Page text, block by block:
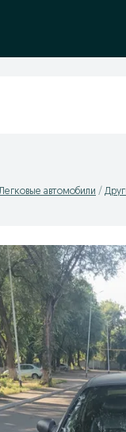
автомобили